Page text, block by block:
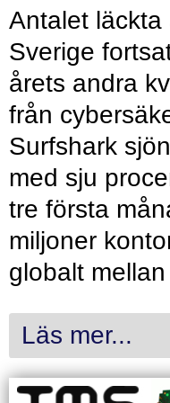
Antalet
Sverige
årets andra
från
Surfshark
med sju
tre första
miljoner
globalt
Läs mer...